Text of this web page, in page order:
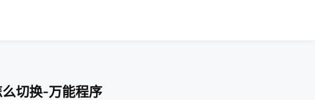
切换-万能程序